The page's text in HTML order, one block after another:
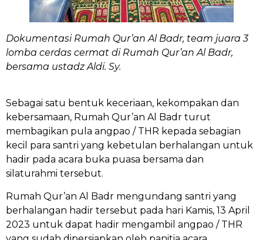
Dokumentasi Rumah Qur’an Al Badr, team juara 3
lomba cerdas cermat di Rumah Qur’an Al Badr,
bersama ustadz Aldi. Sy.
Sebagai satu bentuk keceriaan, kekompakan dan
kebersamaan, Rumah Qur’an Al Badr turut
membagikan pula angpao / THR kepada sebagian
kecil para santri yang kebetulan berhalangan untuk
hadir pada acara buka puasa bersama dan
silaturahmi tersebut.
Rumah Qur’an Al Badr mengundang santri yang
berhalangan hadir tersebut pada hari Kamis, 13 April
2023 untuk dapat hadir mengambil angpao / THR